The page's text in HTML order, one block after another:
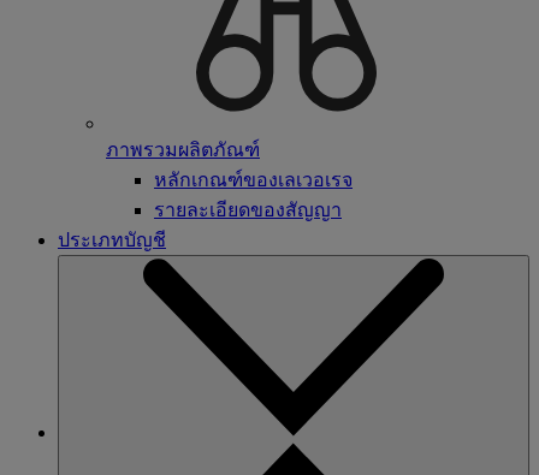
ภาพรวมผลิตภัณฑ์
หลักเกณฑ์ของเลเวอเรจ
รายละเอียดของสัญญา
ประเภทบัญชี